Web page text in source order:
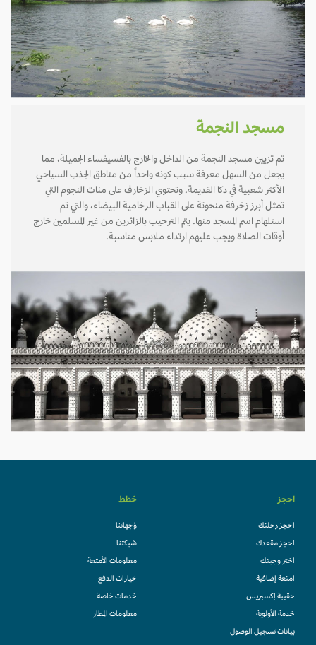
مسجد النجمة
تم تزيين مسجد النجمة من الداخل والخارج بالفسيفساء الجميلة، مما
يجعل من السهل معرفة سبب كونه واحداً من مناطق الجذب السياحي
الأكثر شعبية في دكا القديمة. وتحتوي الزخارف على مئات النجوم التي
تمثل أبرز زخرفة منحوتة على القباب الرخامية البيضاء، والتي تم
استلهام اسم المسجد منها. يتم الترحيب بالزائرين من غير المسلمين خارج
أوقات الصلاة ويجب عليهم ارتداء ملابس مناسبة.
احجز
احجز رحلتك
احجز مقعدك
اختر وجبتك
امتعة إضافية
حقيبة إكسبريس
خدمة الأولوية
بيانات تسجيل الوصول
خطط
وُجهاتنا
شبكتنا
معلومات الأمتعة
خيارات الدفع
خدمات خاصة
معلومات المطار